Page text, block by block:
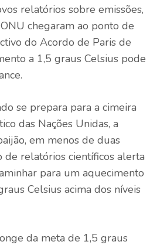
relatórios sobre emissões,
chegaram ao ponto de
do Acordo de Paris de
a 1,5 graus Celsius pode
se prepara para a cimeira
das Nações Unidas, a
em menos de duas
de relatórios científicos alerta
para um aquecimento
Celsius acima dos níveis
da meta de 1,5 graus